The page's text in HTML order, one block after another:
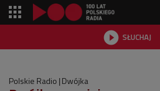
 SŁUCHAJ
Polskie Radio Dwójka